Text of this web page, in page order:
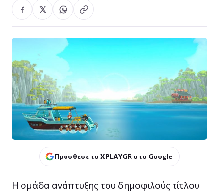
Πρόσθεσε το XPLAYGR στο Google
Η ομάδα ανάπτυξης του δημοφιλούς τίτλου